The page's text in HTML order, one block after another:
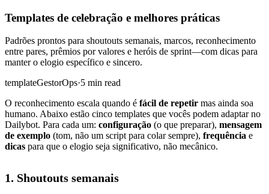
Templates de celebração e melhores práticas
Padrões prontos para shoutouts semanais, marcos, reconhecimento
entre pares, prêmios por valores e heróis de sprint—com dicas para
manter o elogio específico e sincero.
templateGestorOps·5 min read
O reconhecimento escala quando é fácil de repetir mas ainda soa
humano. Abaixo estão cinco templates que vocês podem adaptar no
Dailybot. Para cada um: configuração (o que preparar), mensagem
de exemplo (tom, não um script para colar sempre), frequência e
dicas para que o elogio seja significativo, não mecânico.
1. Shoutouts semanais